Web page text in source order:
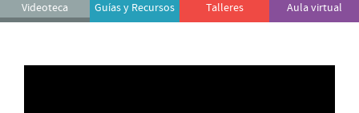
Videoteca Guías y Recursos Talleres Aula virtual